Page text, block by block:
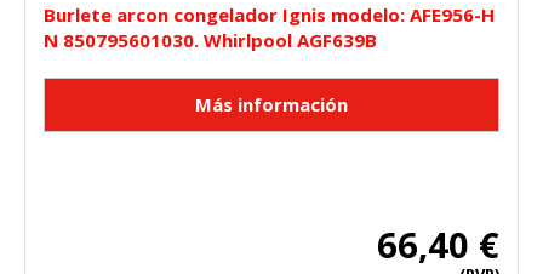
Burlete arcon congelador Ignis modelo: AFE956-H
N 850795601030. Whirlpool AGF639B
66,40 €